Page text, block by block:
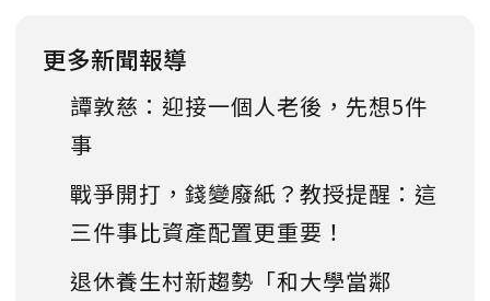
更多新聞報導
譚敦慈：迎接一個人老後，先想5件
事
戰爭開打，錢變廢紙？教授提醒：這
三件事比資產配置更重要！
退休養生村新趨勢「和大學當鄰